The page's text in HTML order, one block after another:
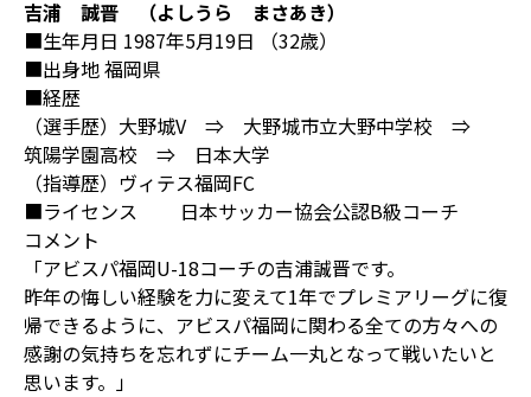
吉浦 誠晋 （よしうら まさあき）
■生年月日 1987年5月19日 （32歳）
■出身地 福岡県
■経歴
（選手歴）大野城V ⇒ 大野城市立大野中学校 ⇒
筑陽学園高校 ⇒ 日本大学
（指導歴）ヴィテス福岡FC
■ライセンス 日本サッカー協会公認B級コーチ
コメント
「アビスパ福岡U-18コーチの吉浦誠晋です。
昨年の悔しい経験を力に変えて1年でプレミアリーグに復
帰できるように、アビスパ福岡に関わる全ての方々への
感謝の気持ちを忘れずにチーム一丸となって戦いたいと
思います。」